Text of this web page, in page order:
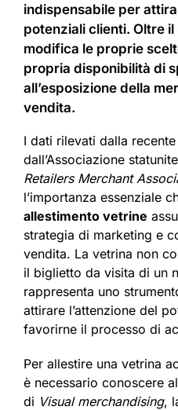
indispensabile per
potenziali clienti. Oltre
modifica le proprie
propria disponibilità di
all’esposizione della
vendita.
I dati rilevati dalla
dall’Associazione
Retailers Merchant
l’importanza essenziale
allestimento vetrine
strategia di marketing e
vendita. La vetrina non
il biglietto da visita di un
rappresenta uno
attirare l’attenzione del
favorirne il processo di
Per allestire una vetrina
è necessario conoscere
di Visual merchandising,